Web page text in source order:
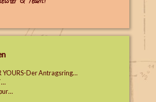
YOURS-Der Antragsring…